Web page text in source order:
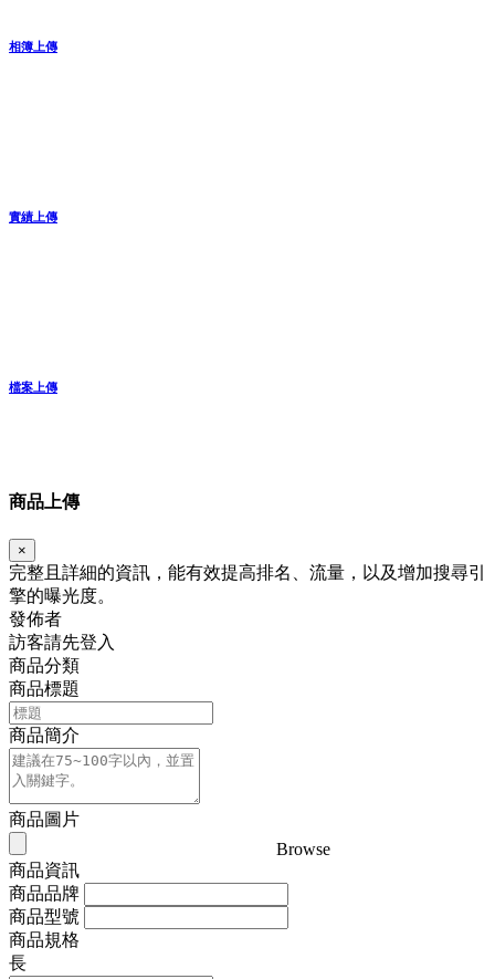
相簿上傳
實績上傳
檔案上傳
商品上傳
×
完整且詳細的資訊，能有效提高排名、流量，以及增加搜尋引
擎的曝光度。
發佈者
訪客請先登入
商品分類
商品標題
商品簡介
商品圖片
Browse
商品資訊
商品品牌
商品型號
商品規格
長